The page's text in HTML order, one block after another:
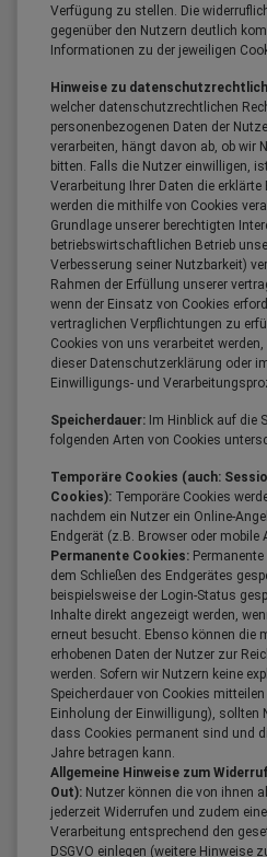
Verfügung zu stellen. Die
gegenüber den Nutzern deutlich
Informationen zu der jeweiligen
Hinweise zu
welcher datenschutzrechtlichen
personenbezogenen Daten der
verarbeiten, hängt davon ab, ob wir
bitten. Falls die Nutzer einwilligen,
Verarbeitung Ihrer Daten die
werden die mithilfe von Cookies
Grundlage unserer berechtigten
betriebswirtschaftlichen Betrieb
Verbesserung seiner Nutzbarkeit)
Rahmen der Erfüllung unserer
wenn der Einsatz von Cookies
vertraglichen Verpflichtungen zu
Cookies von uns verarbeitet
dieser Datenschutzerklärung oder
Einwilligungs- und
Speicherdauer: Im Hinblick auf die
folgenden Arten von Cookies
Temporäre Cookies (auch:
Cookies): Temporäre Cookies
nachdem ein Nutzer ein Online-
Endgerät (z.B. Browser oder
Permanente Cookies:
dem Schließen des Endgerätes
beispielsweise der Login-Status
Inhalte direkt angezeigt werden,
erneut besucht. Ebenso können die
erhobenen Daten der Nutzer zur
werden. Sofern wir Nutzern keine
Speicherdauer von Cookies
Einholung der Einwilligung), sollten
dass Cookies permanent sind und
Jahre betragen kann.
Allgemeine Hinweise zum
Out): Nutzer können die von ihnen
jederzeit Widerrufen und zudem
Verarbeitung entsprechend den
DSGVO einlegen (weitere Hinweise